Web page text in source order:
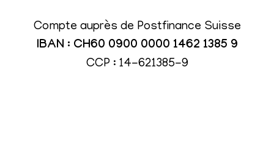
Compte auprès de Postfinance Suisse
IBAN : CH60 0900 0000 1462 1385 9
CCP : 14-621385-9